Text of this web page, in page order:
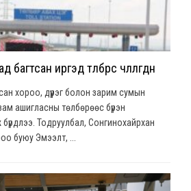
иргэд төлбөрөөс чөлөөлөгдөнө
хороо, дүүрэг болон зарим сумын
ашигласны төлбөрөөс бүрэн
Тодруулбал, Сонгинохайрхан
буюу Эмээлт, ...